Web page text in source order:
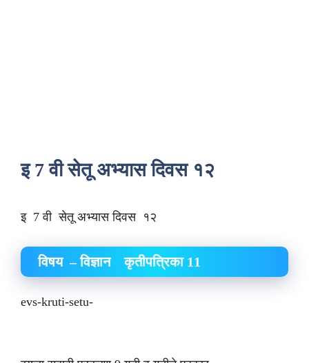
इ 7 वी सेतू अभ्यास दिवस १२
इ 7 वी सेतू अभ्यास दिवस १२
विषय – विज्ञान कृतीपत्रिका 11
evs-kruti-setu-